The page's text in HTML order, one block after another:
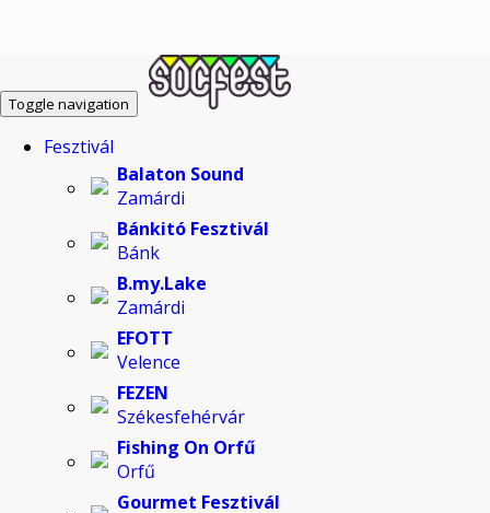
Toggle navigation
Fesztivál
Balaton Sound
Zamárdi
Bánkitó Fesztivál
Bánk
B.my.Lake
Zamárdi
EFOTT
Velence
FEZEN
Székesfehérvár
Fishing On Orfű
Orfű
Gourmet Fesztivál